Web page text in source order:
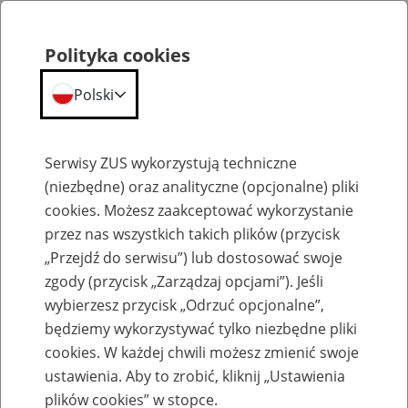
Szkolenia
Zaproś ZUS do siebie: Aktywni 50+
Polityka cookies
Polski
Serwisy ZUS wykorzystują techniczne
(niezbędne) oraz analityczne (opcjonalne) pliki
cookies. Możesz zaakceptować wykorzystanie
przez nas wszystkich takich plików (przycisk
„Przejdź do serwisu”) lub dostosować swoje
zgody (przycisk „Zarządzaj opcjami”). Jeśli
wybierzesz przycisk „Odrzuć opcjonalne”,
będziemy wykorzystywać tylko niezbędne pliki
cookies. W każdej chwili możesz zmienić swoje
ustawienia. Aby to zrobić, kliknij „Ustawienia
plików cookies” w stopce.